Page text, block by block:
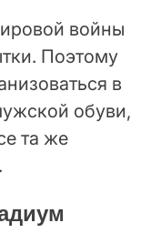
войны
Поэтому
в
обуви,
та же